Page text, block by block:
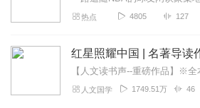
热点 4805 127
红星照耀中国 | 名著导读
人文国学 1749.51万 46